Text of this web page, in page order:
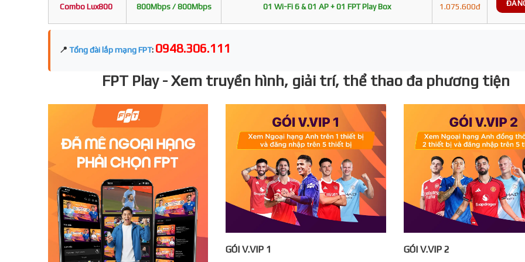
Combo Lux800 800Mbps / 800Mbps 01 Wi-Fi 6 & 01 AP + 01 FPT Play Box 1.075.600đ
📍 Tổng đài lắp mạng FPT: 0948.306.111
FPT Play - Xem truyền hình, giải trí, thể thao đa phương tiện
GÓI V.VIP 1 GÓI V.VIP 2